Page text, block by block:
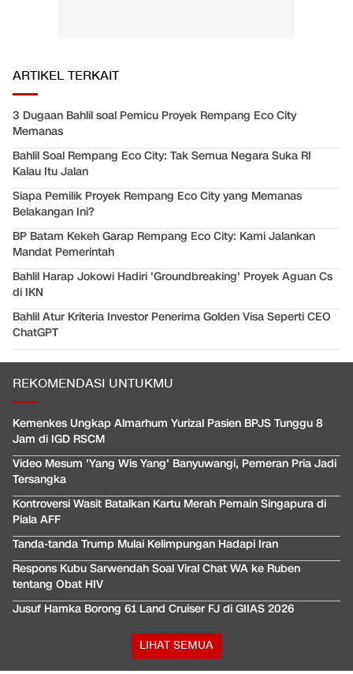
ARTIKEL TERKAIT
3 Dugaan Bahlil soal Pemicu Proyek Rempang Eco City
Memanas
Bahlil Soal Rempang Eco City: Tak Semua Negara Suka RI
Kalau Itu Jalan
Siapa Pemilik Proyek Rempang Eco City yang Memanas
Belakangan Ini?
BP Batam Kekeh Garap Rempang Eco City: Kami Jalankan
Mandat Pemerintah
Bahlil Harap Jokowi Hadiri 'Groundbreaking' Proyek Aguan Cs
di IKN
Bahlil Atur Kriteria Investor Penerima Golden Visa Seperti CEO
ChatGPT
REKOMENDASI UNTUKMU
Kemenkes Ungkap Almarhum Yurizal Pasien BPJS Tunggu 8
Jam di IGD RSCM
Video Mesum 'Yang Wis Yang' Banyuwangi, Pemeran Pria Jadi
Tersangka
Kontroversi Wasit Batalkan Kartu Merah Pemain Singapura di
Piala AFF
Tanda-tanda Trump Mulai Kelimpungan Hadapi Iran
Respons Kubu Sarwendah Soal Viral Chat WA ke Ruben
tentang Obat HIV
Jusuf Hamka Borong 61 Land Cruiser FJ di GIIAS 2026
LIHAT SEMUA